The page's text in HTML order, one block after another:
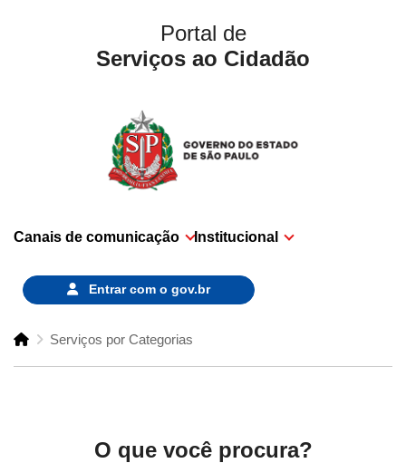
Portal de
Serviços ao Cidadão
Canais de comunicação Institucional
Entrar com o gov.br
Serviços por Categorias
O que você procura?